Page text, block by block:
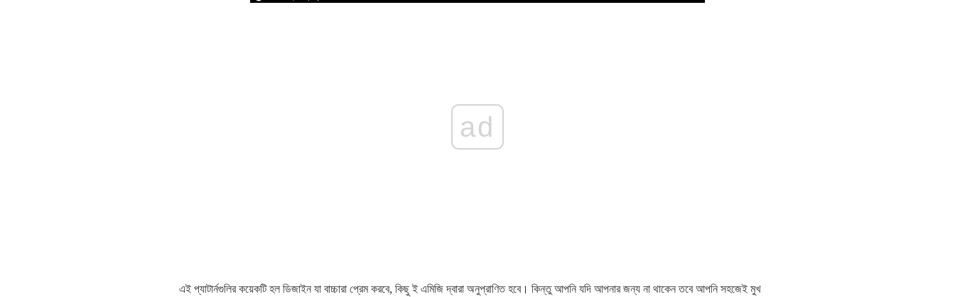
ad
এই প্যাটার্নগুলির কয়েকটি হল ডিজাইন যা বাচ্চারা প্রেম করবে, কিছু ই এমিজি দ্বারা অনুপ্রাণিত হবে। কিন্তু আপনি যদি আপনার জন্য না থাকেন তবে আপনি সহজেই মুখ